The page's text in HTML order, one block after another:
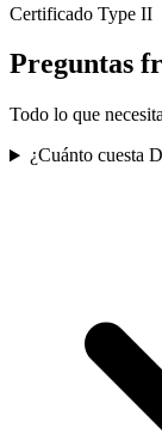
Certificado Type II
Preguntas
Todo lo que
¿Cuánto cuesta